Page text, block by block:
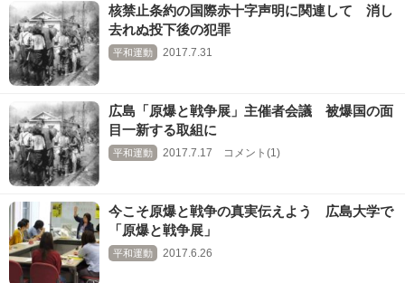
核禁止条約の国際赤十字声明に関連して 消し
去れぬ投下後の犯罪
平和運動 2017.7.31
広島「原爆と戦争展」主催者会議 被爆国の面
目一新する取組に
平和運動 2017.7.17 コメント(1)
今こそ原爆と戦争の真実伝えよう 広島大学で
「原爆と戦争展」
平和運動 2017.6.26